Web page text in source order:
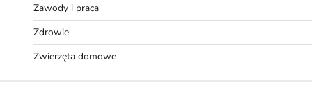
Zawody i praca
Zdrowie
Zwierzęta domowe